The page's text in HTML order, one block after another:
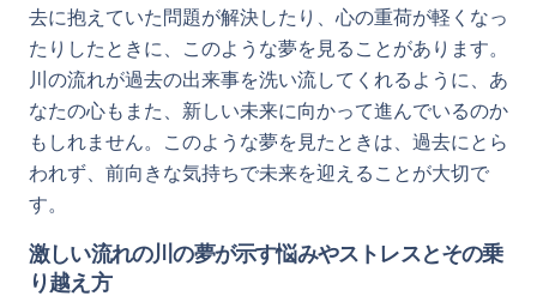
去に抱えていた問題が解決したり、心の重荷が軽くなっ
たりしたときに、このような夢を見ることがあります。
川の流れが過去の出来事を洗い流してくれるように、あ
なたの心もまた、新しい未来に向かって進んでいるのか
もしれません。このような夢を見たときは、過去にとら
われず、前向きな気持ちで未来を迎えることが大切で
す。
激しい流れの川の夢が示す悩みやストレスとその乗
り越え方